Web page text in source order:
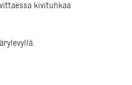
kivituhkaa